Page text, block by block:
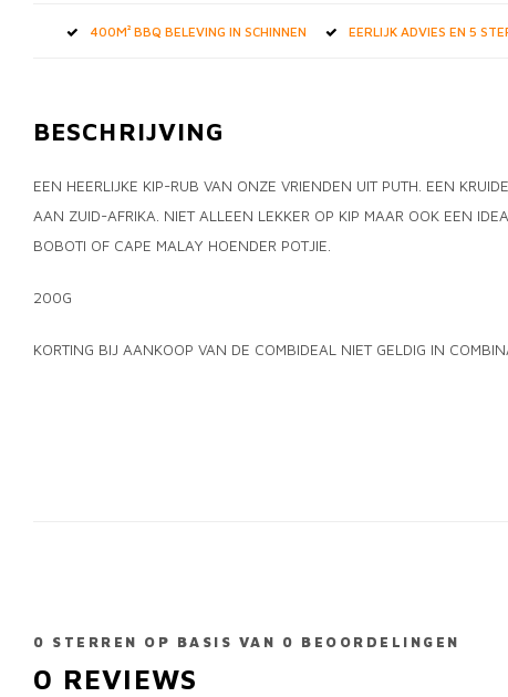
400M² BBQ BELEVING IN SCHINNEN EERLIJK ADVIES EN 5
BESCHRIJVING
EEN HEERLIJKE KIP-RUB VAN ONZE VRIENDEN UIT PUTH. EEN
AAN ZUID-AFRIKA. NIET ALLEEN LEKKER OP KIP MAAR OOK EEN
BOBOTI OF CAPE MALAY HOENDER POTJIE.
200G
KORTING BIJ AANKOOP VAN DE COMBIDEAL NIET GELDIG IN
0 STERREN OP BASIS VAN 0 BEOORDELINGEN
0 REVIEWS